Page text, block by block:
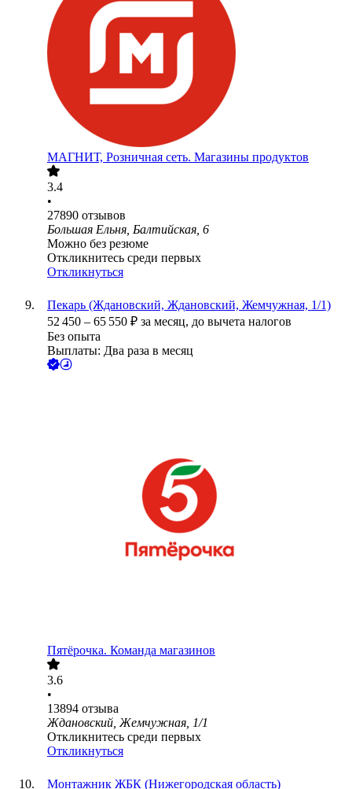
МАГНИТ, Розничная сеть. Магазины продуктов
3.4
•
27890 отзывов
Большая Ельня, Балтийская, 6
Можно без резюме
Откликнитесь среди первых
Откликнуться
Пекарь (Ждановский, Ждановский, Жемчужная, 1/1)
52 450 – 65 550 ₽ за месяц, до вычета налогов
Без опыта
Выплаты: Два раза в месяц
Пятёрочка. Команда магазинов
3.6
•
13894 отзыва
Ждановский, Жемчужная, 1/1
Откликнитесь среди первых
Откликнуться
Монтажник ЖБК (Нижегородская область)